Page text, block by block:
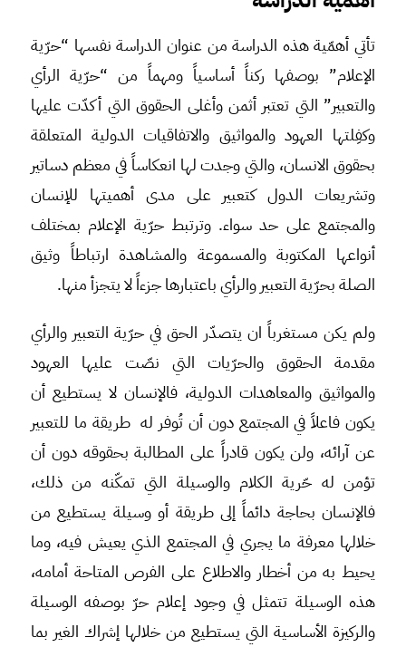
تأتي أهمّية هذه الدراسة من عنوان الدراسة نفسها “حرّية
الإعلام” بوصفها ركناً أساسياً ومهماً من “حرّية الرأي
والتعبير” التي تعتبر أثمن وأغلى الحقوق التي أكدّت عليها
وكفِلتها العهود والمواثيق والاتفاقيات الدولية المتعلقة
بحقوق الانسان، والتي وجدت لها انعكاساً في معظم دساتير
وتشريعات الدول كتعبير على مدى أهميتها للإنسان
والمجتمع على حد سواء. وترتبط حرّية الإعلام بمختلف
أنواعها المكتوبة والمسموعة والمشاهدة ارتباطاً وثيق
الصلة بحرّية التعبير والرأي باعتبارها جزءاً لا يتجزأ منها.
ولم يكن مستغرباً ان يتصدّر الحق في حرّية التعبير والرأي
مقدمة الحقوق والحرّيات التي نصّت عليها العهود
والمواثيق والمعاهدات الدولية، فالإنسان لا يستطيع أن
يكون فاعلاً في المجتمع دون أن تُوفر له طريقة ما للتعبير
عن آرائه، ولن يكون قادراً على المطالبة بحقوقه دون أن
تؤمن له حّرية الكلام والوسيلة التي تمكّنه من ذلك،
فالإنسان بحاجة دائماً إلى طريقة أو وسيلة يستطيع من
خلالها معرفة ما يجري في المجتمع الذي يعيش فيه، وما
يحيط به من أخطار والاطلاع على الفرص المتاحة أمامه،
هذه الوسيلة تتمثل في وجود إعلام حرّ بوصفه الوسيلة
والركيزة الأساسية التي يستطيع من خلالها إشراك الغير بما